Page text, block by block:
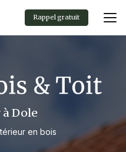
Rappel gratuit
à Dole
en bois